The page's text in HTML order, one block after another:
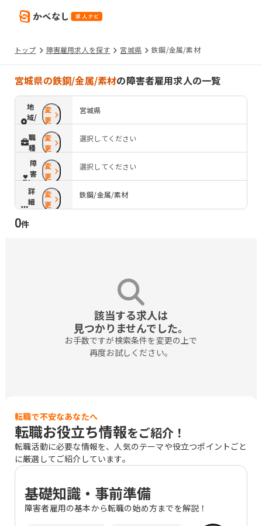
トップ 障害雇用求人を探す 宮城県 鉄鋼/金属/素材
宮城県の鉄鋼/金属/素材の障害者雇用求人の一覧
地
域/
路
線
変
更
宮城県
職
種
変
更
選択してください
障
害
配
慮
変
更
選択してください
詳
細
条
件
変
更
鉄鋼/金属/素材
0件
該当する求人は
見つかりませんでした。
お手数ですが検索条件を変更の上で
再度お試しください。
転職で不安なあなたへ
転職お役立ち情報をご紹介！
転職活動に必要な情報を、人気のテーマや役立つポイントごと
に厳選してご紹介しています。
基礎知識・事前準備
障害者雇用の基本から転職の始め方までを解説！